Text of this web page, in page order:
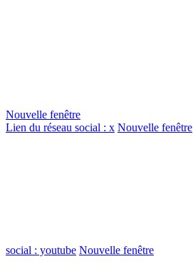
Nouvelle fenêtre
Lien du réseau social : x Nouvelle fenêtre
social : youtube Nouvelle fenêtre